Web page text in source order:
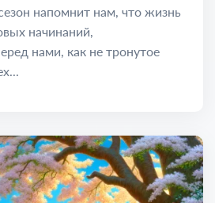
напомнит нам, что жизнь
начинаний,
нами, как не тронутое